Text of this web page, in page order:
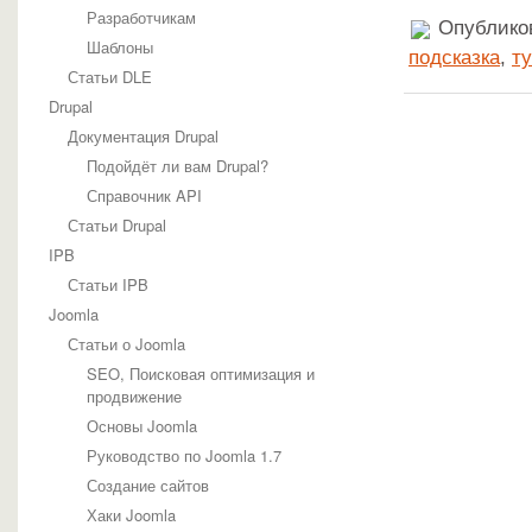
Разработчикам
Шаблоны
Статьи DLE
Drupal
Документация Drupal
Подойдёт ли вам Drupal?
Справочник API
Статьи Drupal
IPB
Статьи IPB
Joomla
Статьи о Joomla
SEO, Поисковая оптимизация и
продвижение
Основы Joomla
Руководство по Joomla 1.7
Создание сайтов
Хаки Joomla
подсказка,